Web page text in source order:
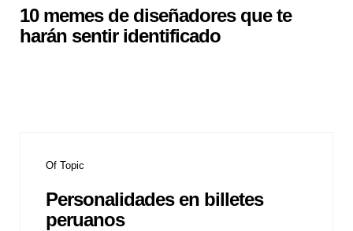
10 memes de diseñadores que te
harán sentir identificado
Of Topic
Personalidades en billetes
peruanos